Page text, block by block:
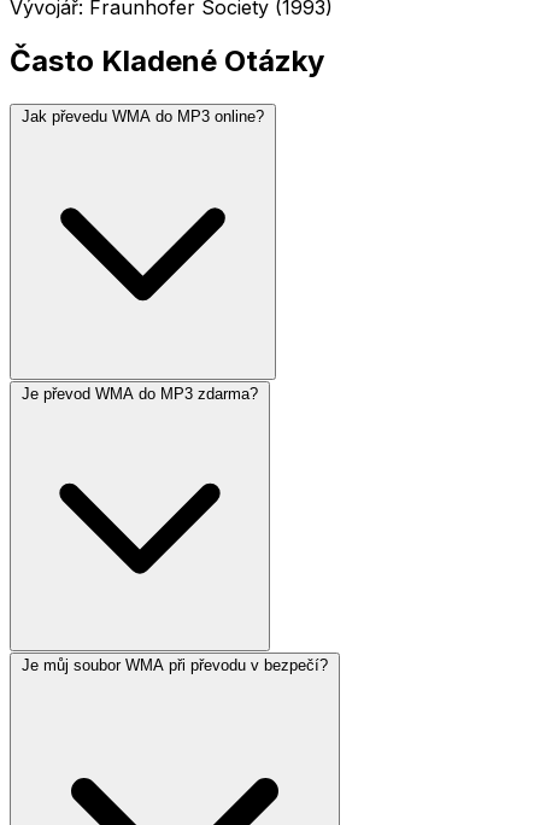
Vývojář: Fraunhofer Society (1993)
Často Kladené Otázky
Jak převedu WMA do MP3 online?
Je převod WMA do MP3 zdarma?
Je můj soubor WMA při převodu v bezpečí?